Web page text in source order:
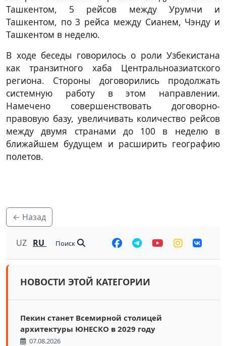
Ташкентом, 5 рейсов между Урумчи и
Ташкентом, по 3 рейса между Сианем, Чэнду и
Ташкентом в неделю.
В ходе беседы говорилось о роли Узбекистана
как транзитного хаба Центральноазиатского
региона. Стороны договорились продолжать
системную работу в этом направлении.
Намечено совершенствовать договорно-
правовую базу, увеличивать количество рейсов
между двумя странами до 100 в неделю в
ближайшем будущем и расширить географию
полетов.
← Назад
UZ RU Поиск
НОВОСТИ ЭТОЙ КАТЕГОРИИ
Пекин станет Всемирной столицей
архитектуры ЮНЕСКО в 2029 году
07.08.2026